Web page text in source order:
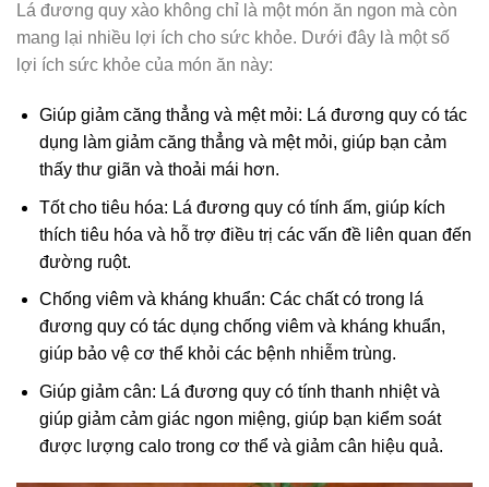
Lá đương quy xào không chỉ là một món ăn ngon mà còn
mang lại nhiều lợi ích cho sức khỏe. Dưới đây là một số
lợi ích sức khỏe của món ăn này:
Giúp giảm căng thẳng và mệt mỏi: Lá đương quy có tác
dụng làm giảm căng thẳng và mệt mỏi, giúp bạn cảm
thấy thư giãn và thoải mái hơn.
Tốt cho tiêu hóa: Lá đương quy có tính ấm, giúp kích
thích tiêu hóa và hỗ trợ điều trị các vấn đề liên quan đến
đường ruột.
Chống viêm và kháng khuẩn: Các chất có trong lá
đương quy có tác dụng chống viêm và kháng khuẩn,
giúp bảo vệ cơ thể khỏi các bệnh nhiễm trùng.
Giúp giảm cân: Lá đương quy có tính thanh nhiệt và
giúp giảm cảm giác ngon miệng, giúp bạn kiểm soát
được lượng calo trong cơ thể và giảm cân hiệu quả.